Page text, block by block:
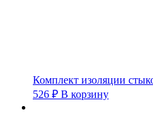
Комплект изоляции
526 ₽ В корзину